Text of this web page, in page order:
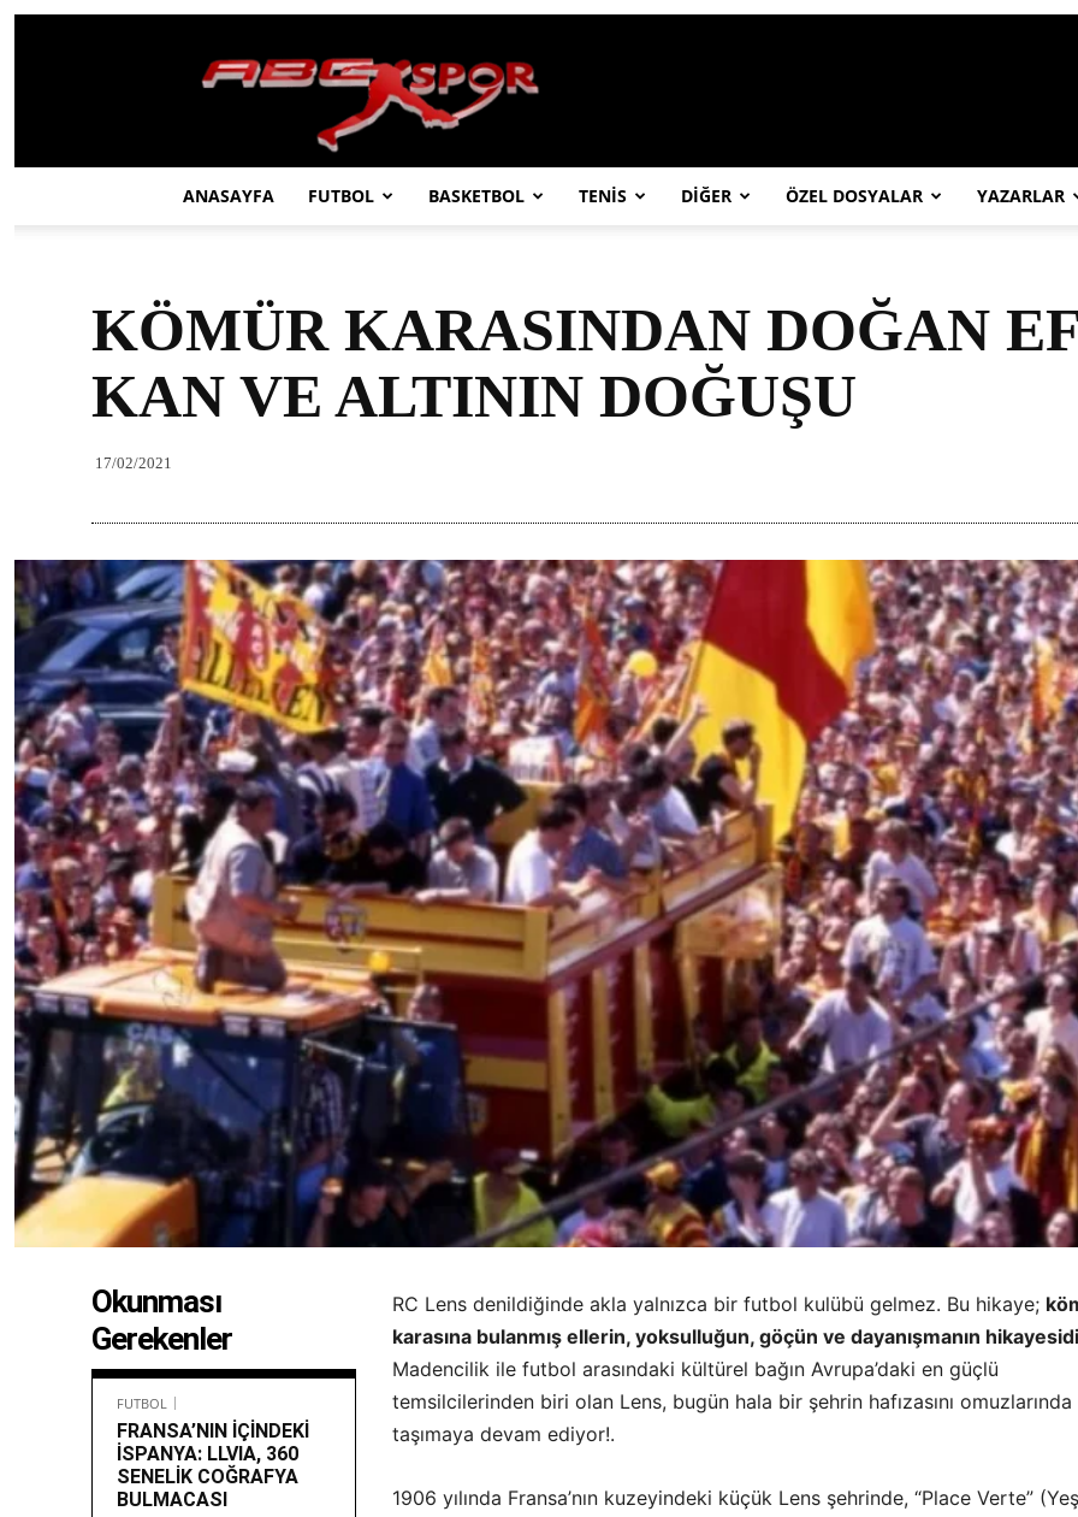
ABC
SPOR
ANASAYFA FUTBOL BASKETBOL TENİS DİĞER ÖZEL DOSYALAR YAZARLAR
KÖMÜR KARASINDAN DOĞAN
KAN VE ALTININ DOĞUŞU
17/02/2021
Okunması
Gerekenler
FUTBOL
FRANSA’NIN İÇİNDEKİ
İSPANYA: LLVIA, 360
SENELİK COĞRAFYA
BULMACASI
RC Lens denildiğinde akla yalnızca bir futbol kulübü gelmez. Bu hikaye;
karasına bulanmış ellerin, yoksulluğun, göçün ve dayanışmanın
Madencilik ile futbol arasındaki kültürel bağın Avrupa’daki en güçlü
temsilcilerinden biri olan Lens, bugün hala bir şehrin hafızasını omuzlarında
taşımaya devam ediyor!.
1906 yılında Fransa’nın kuzeyindeki küçük Lens şehrinde, “Place Verte”